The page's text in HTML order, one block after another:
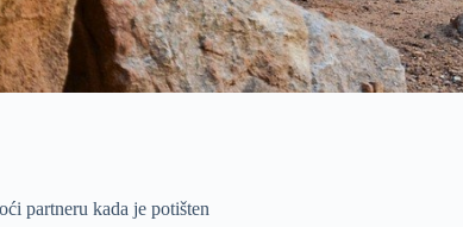
partneru kada je potišten